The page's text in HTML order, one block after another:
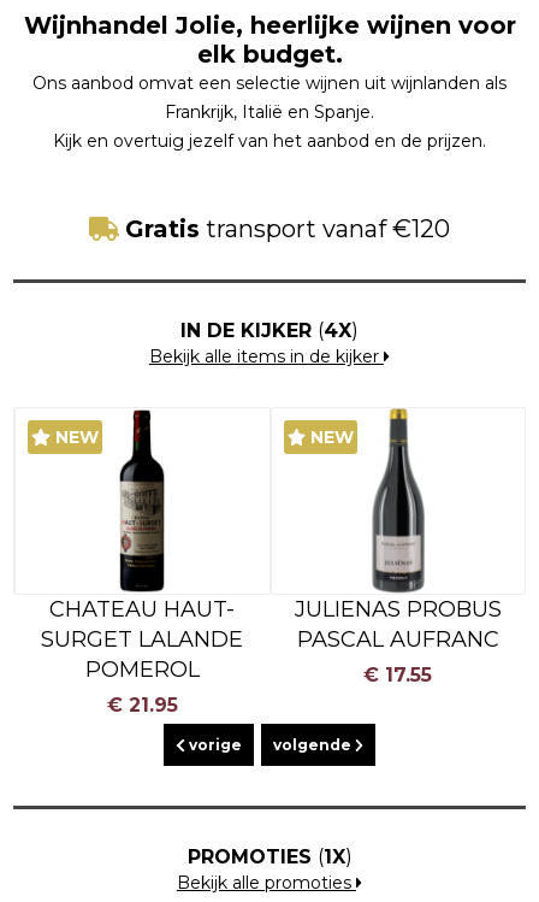
Wijnhandel Jolie, heerlijke wijnen voor
elk budget.
Ons aanbod omvat een selectie wijnen uit wijnlanden als
Frankrijk, Italië en Spanje.
Kijk en overtuig jezelf van het aanbod en de prijzen.
Gratis transport vanaf €120
IN DE KIJKER (4X)
Bekijk alle items in de kijker
NEW
CHATEAU HAUT-
SURGET LALANDE
POMEROL
€ 21.95
NEW
JULIENAS PROBUS
PASCAL AUFRANC
€ 17.55
vorige volgende
PROMOTIES (1X)
Bekijk alle promoties